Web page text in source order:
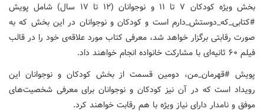
بخش ویژه کودکان ۷ تا ۱۱ و نوجوانان (۱۲ تا ۱۷ سال) شامل پویش
#کتابی_که_دوستش_دارم است و کودکان و نوجوانان در این بخش که به
صورت رقابتی برگزار خواهد شد، معرفی کتاب مورد علاقه‌ی خود را در قالب
فیلم ۶۰ ثانیه‌ای با مشارکت خانواده انجام خواهند داد.
پویش #قهرمان_من، دومین قسمت از بخش کودکان و نوجوانان این
رویداد است که در آن نیز کودکان و نوجوانان برای معرفی شخصیت‌های
موفق و نامدار دارای نیاز ویژه با هم رقابت خواهند کرد.